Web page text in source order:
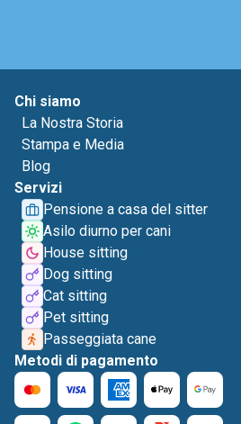
Chi siamo
La Nostra Storia
Stampa e Media
Blog
Servizi
Pensione a casa del sitter
Asilo diurno per cani
House sitting
Dog sitting
Cat sitting
Pet sitting
Passeggiata cane
Metodi di pagamento